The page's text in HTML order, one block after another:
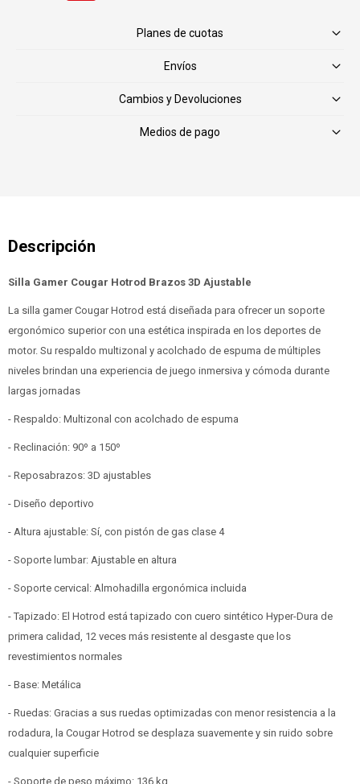
Planes de cuotas
Envíos
Cambios y Devoluciones
Medios de pago
Silla Gamer Cougar Hotrod Brazos 3D Ajustable
La silla gamer Cougar Hotrod está diseñada para ofrecer un soporte
ergonómico superior con una estética inspirada en los deportes de
motor. Su respaldo multizonal y acolchado de espuma de múltiples
niveles brindan una experiencia de juego inmersiva y cómoda durante
largas jornadas
- Respaldo: Multizonal con acolchado de espuma
- Reclinación: 90º a 150º
- Reposabrazos: 3D ajustables
- Diseño deportivo
- Altura ajustable: Sí, con pistón de gas clase 4
- Soporte lumbar: Ajustable en altura
- Soporte cervical: Almohadilla ergonómica incluida
- Tapizado: El Hotrod está tapizado con cuero sintético Hyper-Dura de
primera calidad, 12 veces más resistente al desgaste que los
revestimientos normales
- Base: Metálica
- Ruedas: Gracias a sus ruedas optimizadas con menor resistencia a la
rodadura, la Cougar Hotrod se desplaza suavemente y sin ruido sobre
cualquier superficie
- Soporte de peso máximo: 136 kg